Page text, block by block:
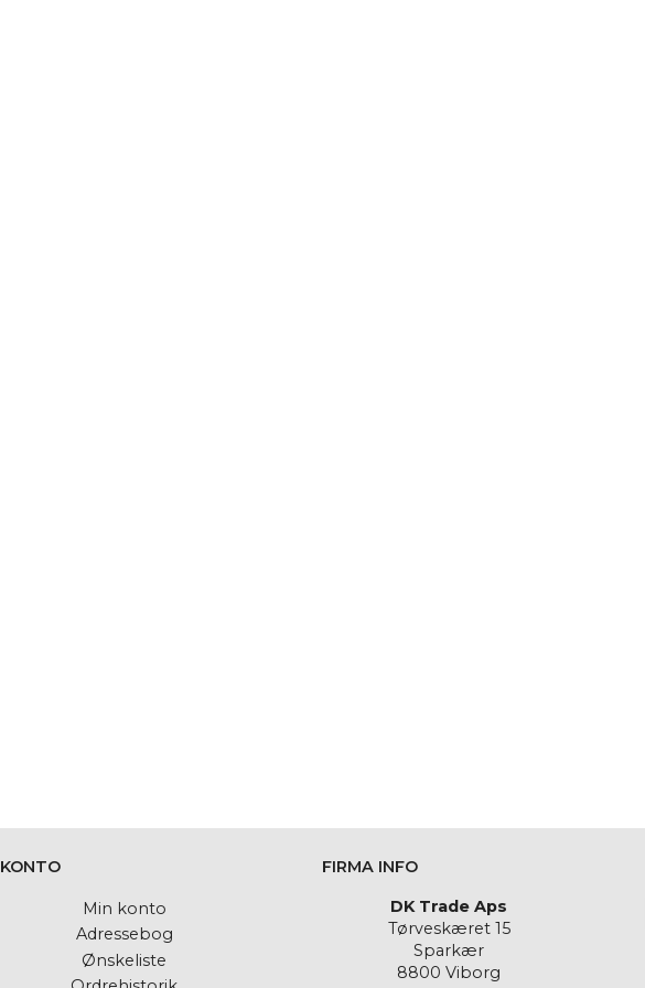
KONTO
Min konto
Adressebog
Ønskeliste
FIRMA INFO
DK Trade Aps
Tørveskæret 15
Sparkær
8800 Viborg